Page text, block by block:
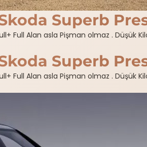
Superb
Full Alan asla Pişman olmaz . Düşük
Superb
Full Alan asla Pişman olmaz . Düşük